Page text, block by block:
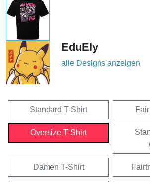
EduEly
alle Designs anzeigen
Standard T-Shirt
Oversize T-Shirt
Damen T-Shirt